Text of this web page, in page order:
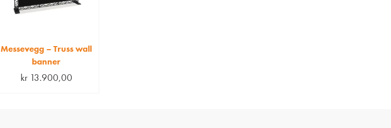
Messevegg – Truss wall
banner
kr13.900,00